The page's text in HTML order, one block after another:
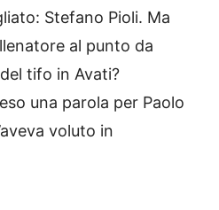
Stefano Pioli. Ma
al punto da
tifo in Avati?
una parola per Paolo
voluto in